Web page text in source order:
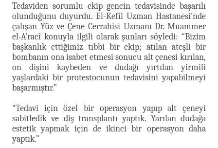
Tedaviden sorumlu ekip gencin tedavisinde başarılı
olunduğunu duyurdu. El-Kefîl Uzman Hastanesi’nde
çalışan Yüz ve Çene Cerrahisi Uzmanı Dr. Muammer
el-A’racî konuyla ilgili olarak şunları söyledi: “Bizim
başkanlık ettiğimiz tıbbi bir ekip; atılan ateşli bir
bombanın ona isabet etmesi sonucu alt çenesi kırılan,
on dişini kaybeden ve dudağı yırtılan yirmili
yaşlardaki bir protestocunun tedavisini yapabilmeyi
başarmıştır.”
“Tedavi için özel bir operasyon yapıp alt çeneyi
sabitledik ve diş transplantı yaptık. Yarılan dudağa
estetik yapmak için de ikinci bir operasyon daha
yaptık.”